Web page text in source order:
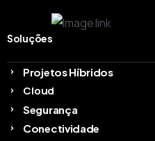
Soluções
Projetos Híbridos
Cloud
Segurança
Conectividade